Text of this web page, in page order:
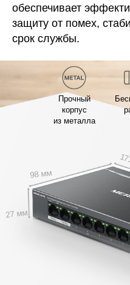
обеспечивает
защиту от помех,
срок службы.
Прочный
корпус
из металла
27 мм
98 мм